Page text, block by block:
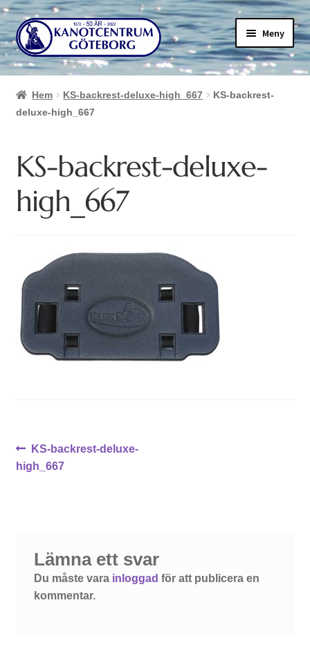
Hoppa
till
navigering
Hoppa
till
innehåll
Meny
Hem KS-backrest-deluxe-high_667
KS-backrest-
deluxe-high_667
KS-backrest-deluxe-
high_667
Inläggsnavigering
Föregående
inlägg:
KS-backrest-deluxe-
high_667
Lämna ett svar
Du måste vara inloggad för att publicera en
kommentar.